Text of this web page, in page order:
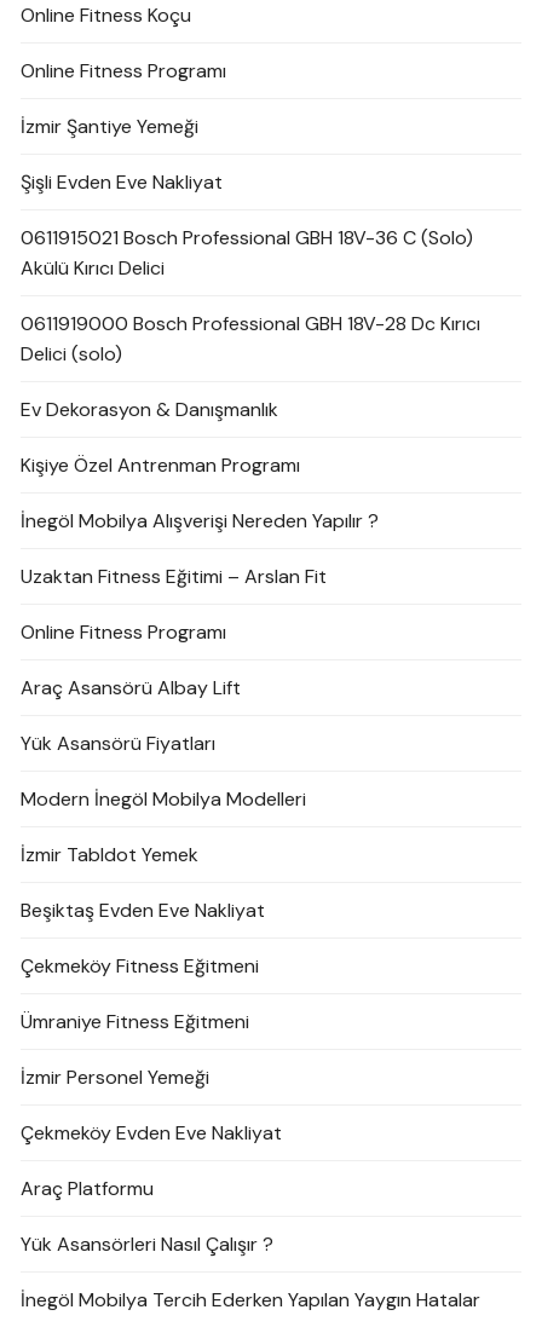
Online Fitness Koçu
Online Fitness Programı
İzmir Şantiye Yemeği
Şişli Evden Eve Nakliyat
0611915021 Bosch Professional GBH 18V-36 C (Solo)
Akülü Kırıcı Delici
0611919000 Bosch Professional GBH 18V-28 Dc Kırıcı
Delici (solo)
Ev Dekorasyon & Danışmanlık
Kişiye Özel Antrenman Programı
İnegöl Mobilya Alışverişi Nereden Yapılır ?
Uzaktan Fitness Eğitimi – Arslan Fit
Online Fitness Programı
Araç Asansörü Albay Lift
Yük Asansörü Fiyatları
Modern İnegöl Mobilya Modelleri
İzmir Tabldot Yemek
Beşiktaş Evden Eve Nakliyat
Çekmeköy Fitness Eğitmeni
Ümraniye Fitness Eğitmeni
İzmir Personel Yemeği
Çekmeköy Evden Eve Nakliyat
Araç Platformu
Yük Asansörleri Nasıl Çalışır ?
İnegöl Mobilya Tercih Ederken Yapılan Yaygın Hatalar